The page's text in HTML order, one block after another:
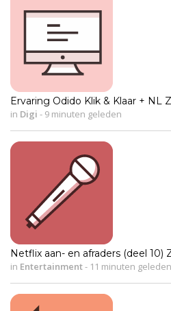
Ervaring Odido Klik & Klaar + NL
in Digi - 9 minuten geleden
Netflix aan- en afraders (deel 10)
in Entertainment- 11 minuten geleden